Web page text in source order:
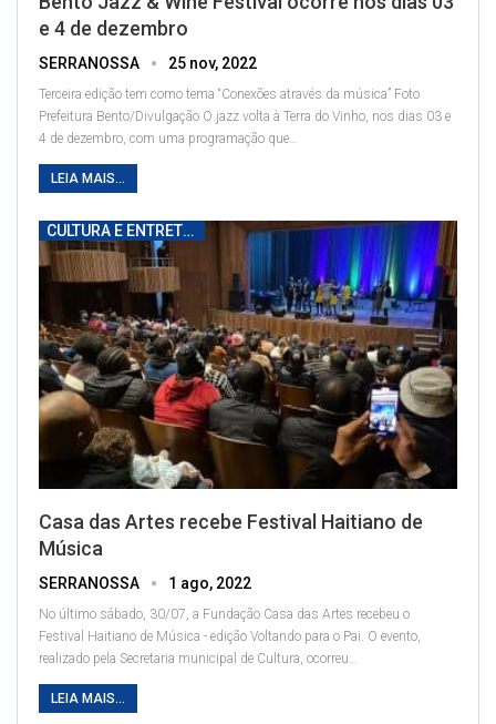
e 4 de dezembro
SERRANOSSA 25 nov, 2022
Terceira edição tem como tema “Conexões através da música” Foto
Prefeitura Bento/Divulgação O jazz volta à Terra do Vinho, nos dias 03 e
4 de dezembro, com uma programação que…
LEIA MAIS...
CULTURA E ENTRETENIMENTO
Casa das Artes recebe Festival Haitiano de
Música
SERRANOSSA 1 ago, 2022
No último sábado, 30/07, a Fundação Casa das Artes recebeu o
Festival Haitiano de Música - edição Voltando para o Pai. O evento,
realizado pela Secretaria municipal de Cultura, ocorreu…
LEIA MAIS...